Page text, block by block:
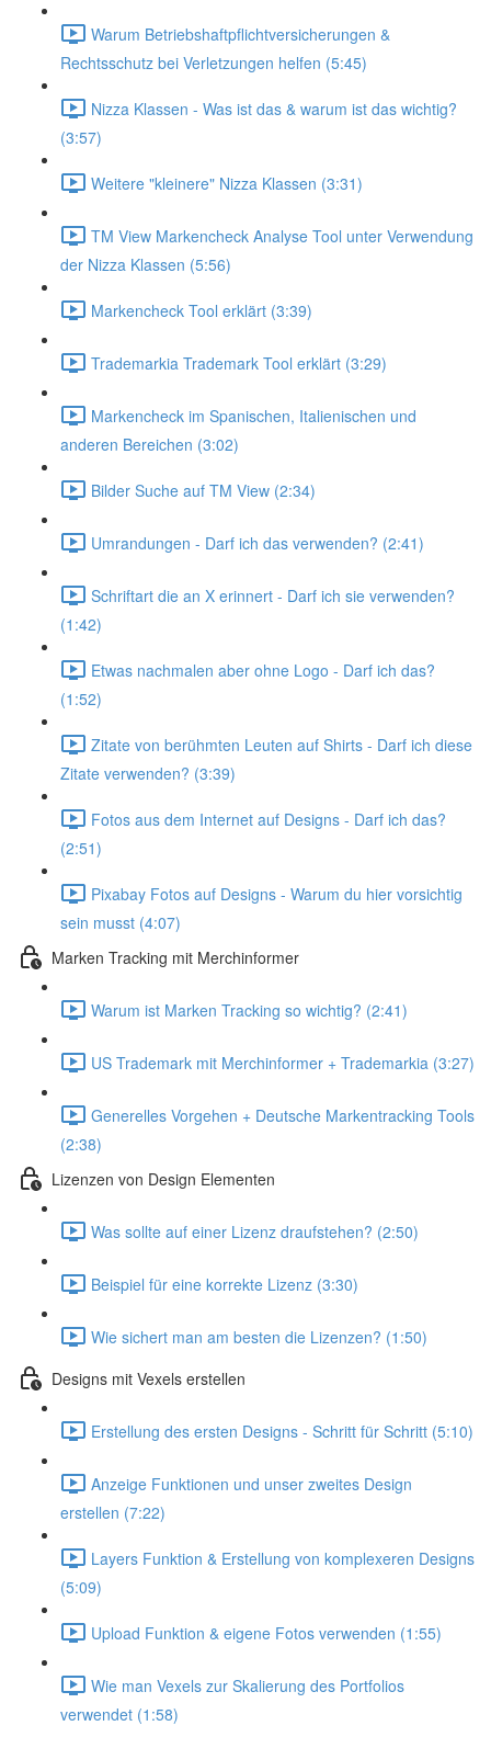
Warum Betriebshaftpflichtversicherungen &
Rechtsschutz bei Verletzungen helfen (5:45)
Nizza Klassen - Was ist das & warum ist das wichtig?
(3:57)
Weitere "kleinere" Nizza Klassen (3:31)
TM View Markencheck Analyse Tool unter Verwendung
der Nizza Klassen (5:56)
Markencheck Tool erklärt (3:39)
Trademarkia Trademark Tool erklärt (3:29)
Markencheck im Spanischen, Italienischen und
anderen Bereichen (3:02)
Bilder Suche auf TM View (2:34)
Umrandungen - Darf ich das verwenden? (2:41)
Schriftart die an X erinnert - Darf ich sie verwenden?
(1:42)
Etwas nachmalen aber ohne Logo - Darf ich das?
(1:52)
Zitate von berühmten Leuten auf Shirts - Darf ich diese
Zitate verwenden? (3:39)
Fotos aus dem Internet auf Designs - Darf ich das?
(2:51)
Pixabay Fotos auf Designs - Warum du hier vorsichtig
sein musst (4:07)
Marken Tracking mit Merchinformer
Warum ist Marken Tracking so wichtig? (2:41)
US Trademark mit Merchinformer + Trademarkia (3:27)
Generelles Vorgehen + Deutsche Markentracking Tools
(2:38)
Lizenzen von Design Elementen
Was sollte auf einer Lizenz draufstehen? (2:50)
Beispiel für eine korrekte Lizenz (3:30)
Wie sichert man am besten die Lizenzen? (1:50)
Designs mit Vexels erstellen
Erstellung des ersten Designs - Schritt für Schritt (5:10)
Anzeige Funktionen und unser zweites Design
erstellen (7:22)
Layers Funktion & Erstellung von komplexeren Designs
(5:09)
Upload Funktion & eigene Fotos verwenden (1:55)
Wie man Vexels zur Skalierung des Portfolios
verwendet (1:58)